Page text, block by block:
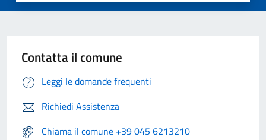
Contatta il comune
Leggi le domande frequenti
Richiedi Assistenza
Chiama il comune +39 045 6213210